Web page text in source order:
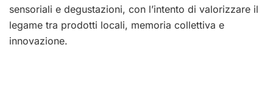
sensoriali e degustazioni, con l’intento di valorizzare il
legame tra prodotti locali, memoria collettiva e
innovazione.